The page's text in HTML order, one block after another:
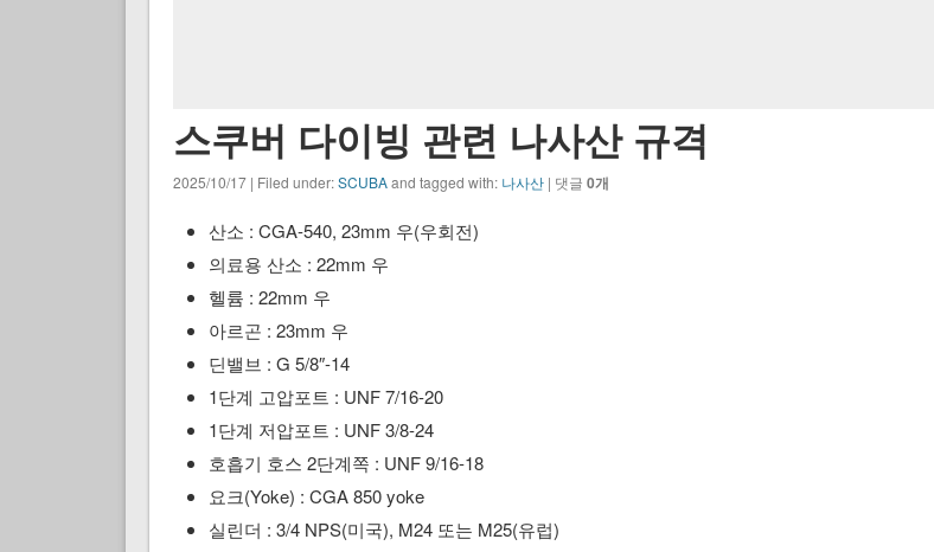
스쿠버 다이빙 관련 나사산 규격
2025/10/17 | Filed under:SCUBAand tagged with: 나사산| 댓글 0개
산소 : CGA-540, 23mm 우(우회전)
의료용 산소 : 22mm 우
헬륨 : 22mm 우
아르곤 : 23mm 우
딘밸브 : G 5/8″-14
1단계 고압포트 : UNF 7/16-20
1단계 저압포트 : UNF 3/8-24
호흡기 호스 2단계쪽 : UNF 9/16-18
요크(Yoke) : CGA 850 yoke
실린더 : 3/4 NPS(미국), M24 또는 M25(유럽)